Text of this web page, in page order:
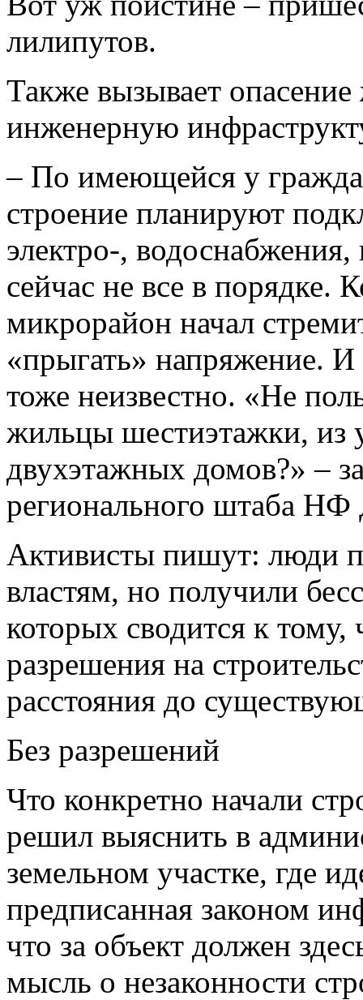
лилипутов.
Также вызывает опасение
инженерную
– По имеющейся у
строение планируют
электро-,
сейчас не все в порядке.
микрорайон начал
«прыгать» напряжение. И
тоже неизвестно. «Не
жильцы шестиэтажки, из
двухэтажных домов?» –
регионального штаба
Активисты пишут: люди
властям, но получили
которых сводится к
разрешения на
расстояния до
Без разрешений
Что конкретно начали
решил выяснить в
земельном участке, где
предписанная законом
что за объект должен
мысль о незаконности